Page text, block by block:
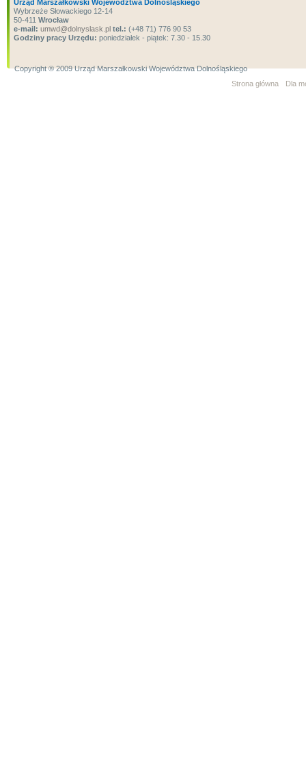
Urząd Marszałkowski Województwa Dolnośląskiego
Wybrzeże Słowackiego 12-14
50-411 Wrocław
e-mail: umwd@dolnyslask.pl tel.: (+48 71) 776 90 53
Godziny pracy Urzędu: poniedziałek - piątek: 7.30 - 15.30
Copyright ® 2009 Urząd Marszałkowski Województwa Dolnośląskiego
Strona główna
Dla